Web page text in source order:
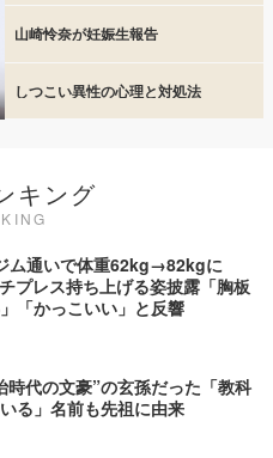
山崎怜奈が妊娠生報告
しつこい異性の心理と対処法
キング
ム通いで体重62kg→82kgに
プレス持ち上げる姿披露「胸板
「かっこいい」と反響
時代の文豪”の玄孫だった「教科
る」名前も先祖に由来